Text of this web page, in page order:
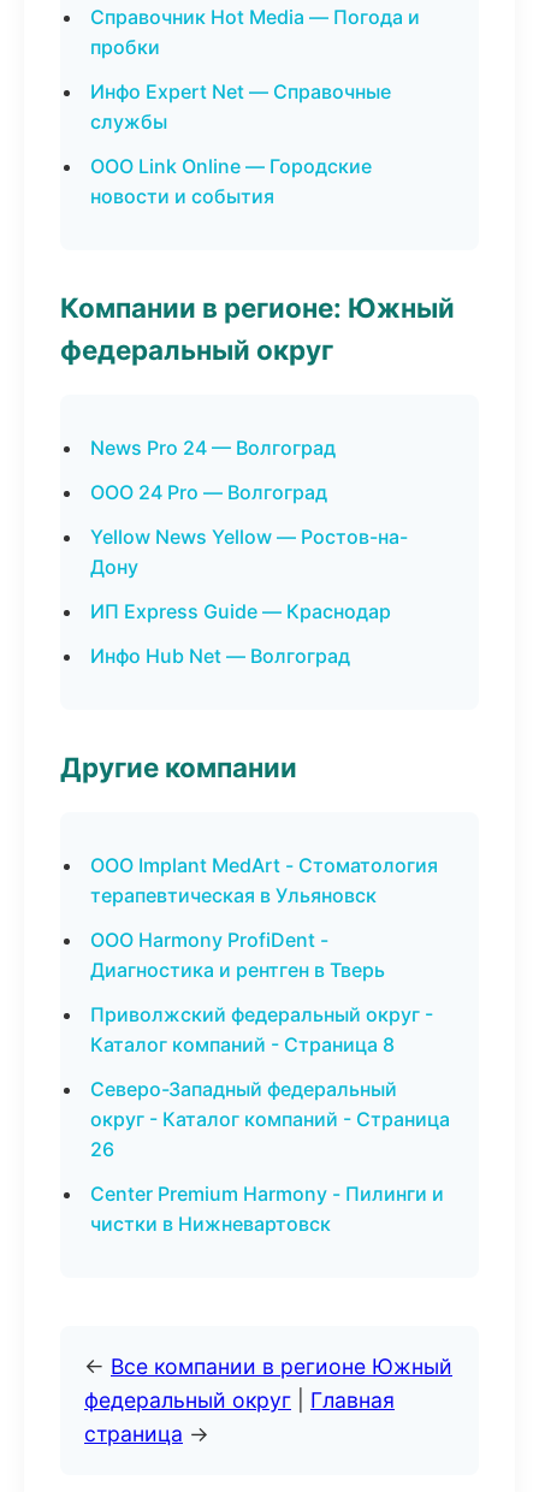
Справочник Hot Media — Погода и
пробки
Инфо Expert Net — Справочные
службы
ООО Link Online — Городские
новости и события
Компании в регионе: Южный
федеральный округ
News Pro 24 — Волгоград
ООО 24 Pro — Волгоград
Yellow News Yellow — Ростов-на-
Дону
ИП Express Guide — Краснодар
Инфо Hub Net — Волгоград
Другие компании
ООО Implant MedArt - Стоматология
терапевтическая в Ульяновск
ООО Harmony ProfiDent -
Диагностика и рентген в Тверь
Приволжский федеральный округ -
Каталог компаний - Страница 8
Северо-Западный федеральный
округ - Каталог компаний - Страница
26
Center Premium Harmony - Пилинги и
чистки в Нижневартовск
← Все компании в регионе Южный
федеральный округ
Главная
страница →